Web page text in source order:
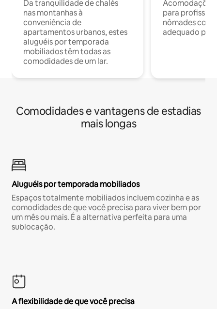
Da tranquilidade de chalés
nas montanhas à
conveniência de
apartamentos urbanos, estes
aluguéis por temporada
mobiliados têm todas as
comodidades de um lar.
para
nômades com
adequado
Comodidades e vantagens de estadias
mais longas
Aluguéis por temporada mobiliados
Espaços totalmente mobiliados incluem cozinha e as
comodidades de que você precisa para viver bem por
um mês ou mais. É a alternativa perfeita para uma
sublocação.
A flexibilidade de que você precisa